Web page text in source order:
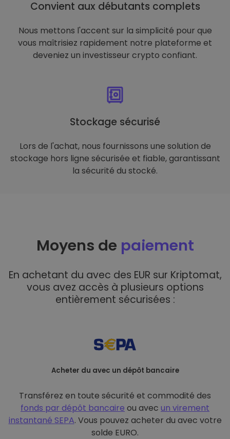
Convient aux débutants complets
Nous mettons l'accent sur la simplicité pour que
vous maîtrisiez rapidement notre plateforme et
deveniez un investisseur crypto confiant.
Stockage sécurisé
Lors de l'achat, nous fournissons une solution de
stockage hors ligne sécurisée et fiable, garantissant
la sécurité du stocké.
Moyens de paiement
En achetant du avec des EUR sur Kriptomat,
vous avez accès à plusieurs options
entièrement sécurisées :
Acheter du avec un dépôt bancaire
Transférez en toute sécurité et commodité des
fonds par dépôt bancaire ou avec un virement
instantané SEPA. Vous pouvez acheter du avec votre
solde EURO.